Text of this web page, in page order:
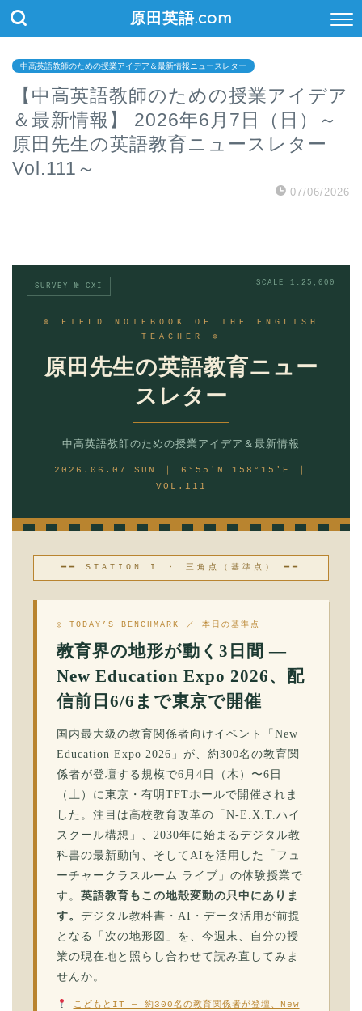
原田英語.com
中高英語教師のための授業アイデア＆最新情報ニュースレター
【中高英語教師のための授業アイデア
＆最新情報】 2026年6月7日（日）～
原田先生の英語教育ニュースレター
Vol.111～
07/06/2026
SURVEY № CXI SCALE 1:25,000
⊕ FIELD NOTEBOOK OF THE ENGLISH
TEACHER ⊕
原田先生の英語教育ニュー
スレター
中高英語教師のための授業アイデア＆最新情報
2026.06.07 SUN ｜ 6°55′N 158°15′E ｜
VOL.111
━━ STATION I ・ 三角点（基準点） ━━
◎ TODAY’S BENCHMARK ／ 本日の基準点
教育界の地形が動く3日間 —
New Education Expo 2026、配
信前日6/6まで東京で開催
国内最大級の教育関係者向けイベント「New
Education Expo 2026」が、約300名の教育関
係者が登壇する規模で6月4日（木）〜6日
（土）に東京・有明TFTホールで開催されま
した。注目は高校教育改革の「N-E.X.T.ハイ
スクール構想」、2030年に始まるデジタル教
科書の最新動向、そしてAIを活用した「フュ
ーチャークラスルーム ライブ」の体験授業で
す。 英語教育もこの地殻変動の只中にありま
す。 デジタル教科書・AI・データ活用が前提
となる「次の地形図」を、今週末、自分の授
業の現在地と照らし合わせて読み直してみま
せんか。
こどもとIT — 約300名の教育関係者が登壇、New